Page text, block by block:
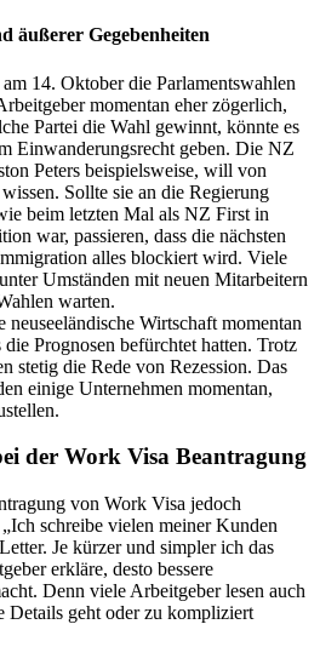
äußerer Gegebenheiten
14. Oktober die Parlamentswahlen
momentan eher zögerlich,
Partei die Wahl gewinnt, könnte es
Einwanderungsrecht geben. Die NZ
Peters beispielsweise, will von
Sollte sie an die Regierung
beim letzten Mal als NZ First in
war, passieren, dass die nächsten
alles blockiert wird. Viele
Umständen mit neuen Mitarbeitern
warten.
neuseeländische Wirtschaft momentan
die Prognosen befürchtet hatten. Trotz
stetig die Rede von Rezession. Das
einige Unternehmen momentan,
der Work Visa Beantragung
von Work Visa jedoch
schreibe vielen meiner Kunden
Je kürzer und simpler ich das
erkläre, desto bessere
Denn viele Arbeitgeber lesen auch
Details geht oder zu kompliziert